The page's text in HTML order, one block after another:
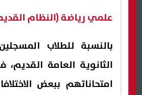
علمي رياضة (النظام
بالنسبة للطلاب
الثانوية العامة
امتحاناتهم ببعض